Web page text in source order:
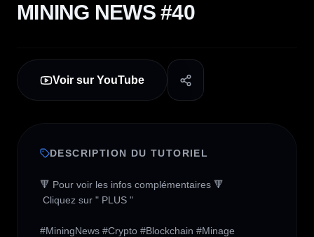
MINING NEWS #40
Voir sur YouTube
DESCRIPTION DU TUTORIEL
🔻 Pour voir les infos complémentaires 🔻
#MiningNews #Crypto #Blockchain #Minage